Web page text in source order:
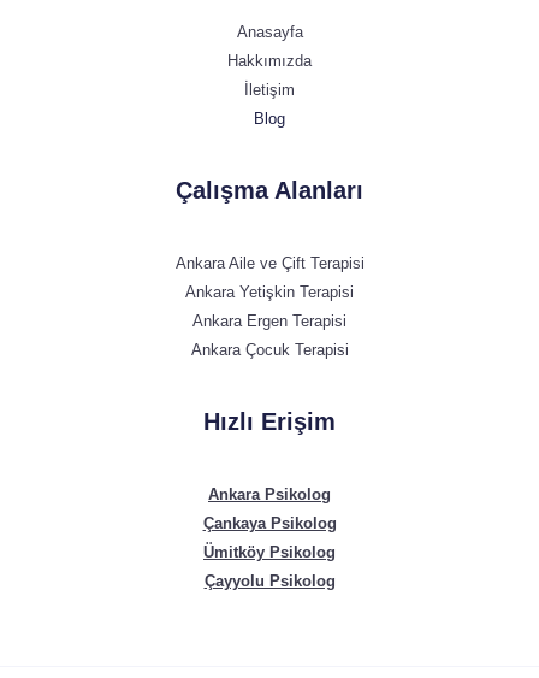
Anasayfa
Hakkımızda
İletişim
Blog
Çalışma Alanları
Ankara Aile ve Çift Terapisi
Ankara Yetişkin Terapisi
Ankara Ergen Terapisi
Ankara Çocuk Terapisi
Hızlı Erişim
Ankara Psikolog
Çankaya Psikolog
Ümitköy Psikolog
Çayyolu Psikolog